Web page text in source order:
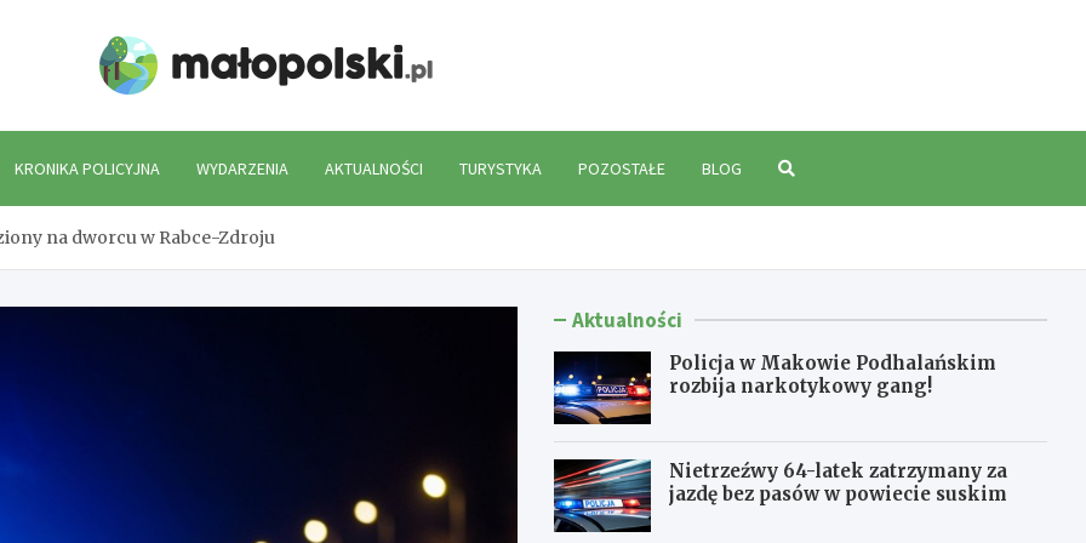
KRONIKA POLICYJNA WYDARZENIA AKTUALNOŚCI TURYSTYKA POZOSTAŁE BLOG
na dworcu w Rabce-Zdroju
Aktualności
Policja w Makowie Podhalańskim
rozbija narkotykowy gang!
Nietrzeźwy 64-latek zatrzymany za
jazdę bez pasów w powiecie suskim